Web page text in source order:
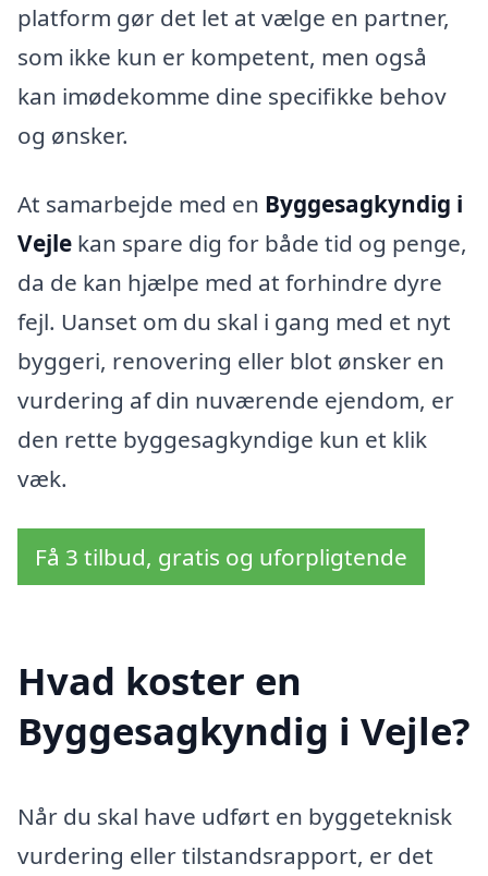
platform gør det let at vælge en partner,
som ikke kun er kompetent, men også
kan imødekomme dine specifikke behov
og ønsker.
At samarbejde med en Byggesagkyndig i
Vejle kan spare dig for både tid og penge,
da de kan hjælpe med at forhindre dyre
fejl. Uanset om du skal i gang med et nyt
byggeri, renovering eller blot ønsker en
vurdering af din nuværende ejendom, er
den rette byggesagkyndige kun et klik
væk.
Få 3 tilbud, gratis og uforpligtende
Hvad koster en
Byggesagkyndig i Vejle?
Når du skal have udført en byggeteknisk
vurdering eller tilstandsrapport, er det